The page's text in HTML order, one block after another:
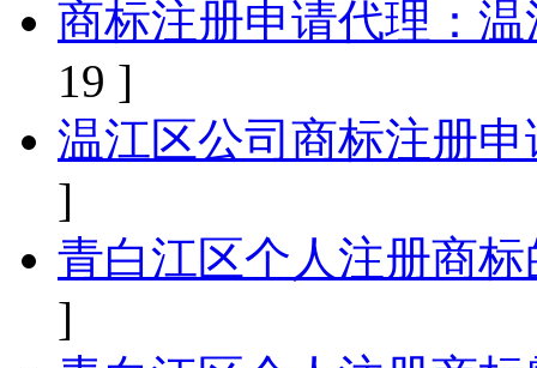
商标注册申请代理：
19 ]
温江区公司商标注册
]
青白江区个人注册商
]